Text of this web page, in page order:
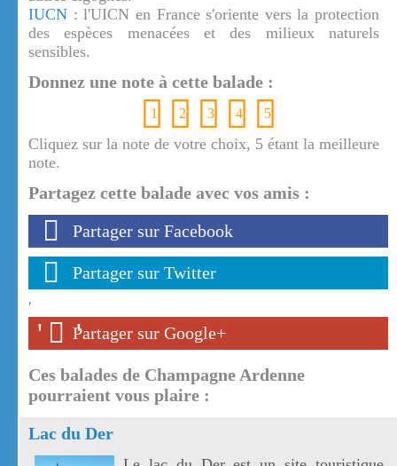
IUCN : l'UICN en France s'oriente vers la protection
des espèces menacées et des milieux naturels
sensibles.
Donnez une note à cette balade :
1 2 3 4 5
Cliquez sur la note de votre choix, 5 étant la meilleure
note.
Partagez cette balade avec vos amis :
Partager sur Facebook
Partager sur Twitter
'
' '
Partager sur Google+
Ces balades de Champagne Ardenne
pourraient vous plaire :
Lac du Der